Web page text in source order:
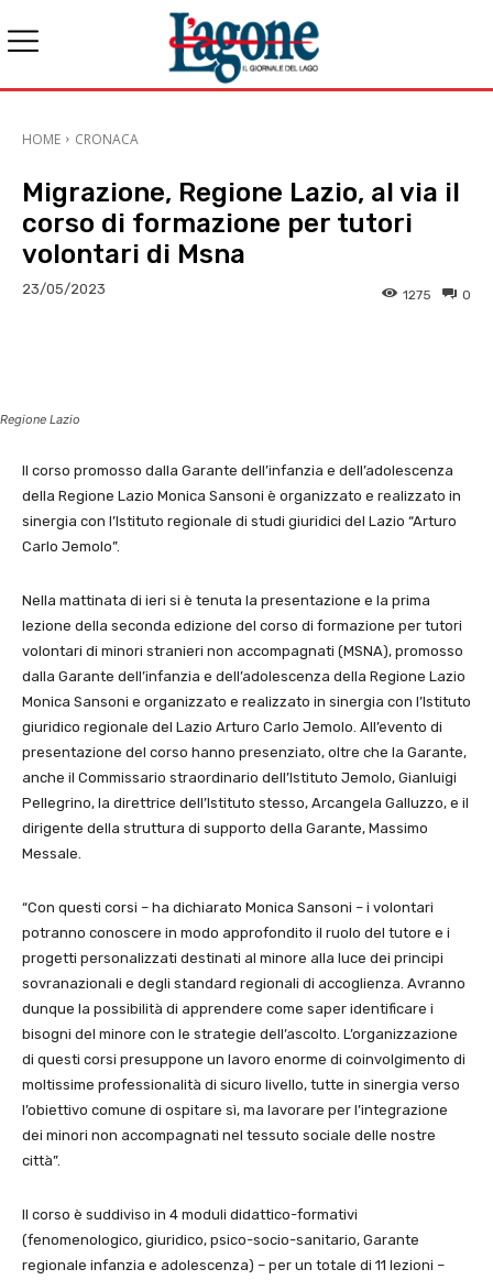
HOME CRONACA
Migrazione, Regione Lazio, al via il
corso di formazione per tutori
volontari di Msna
23/05/2023 0
1275
Regione Lazio
Il corso promosso dalla Garante dell’infanzia e dell’adolescenza
della Regione Lazio Monica Sansoni è organizzato e realizzato in
sinergia con l’Istituto regionale di studi giuridici del Lazio “Arturo
Carlo Jemolo”.
Nella mattinata di ieri si è tenuta la presentazione e la prima
lezione della seconda edizione del corso di formazione per tutori
volontari di minori stranieri non accompagnati (MSNA), promosso
dalla Garante dell’infanzia e dell’adolescenza della Regione Lazio
Monica Sansoni e organizzato e realizzato in sinergia con l’Istituto
giuridico regionale del Lazio Arturo Carlo Jemolo. All’evento di
presentazione del corso hanno presenziato, oltre che la Garante,
anche il Commissario straordinario dell’Istituto Jemolo, Gianluigi
Pellegrino, la direttrice dell’Istituto stesso, Arcangela Galluzzo, e il
dirigente della struttura di supporto della Garante, Massimo
Messale.
“Con questi corsi – ha dichiarato Monica Sansoni – i volontari
potranno conoscere in modo approfondito il ruolo del tutore e i
progetti personalizzati destinati al minore alla luce dei principi
sovranazionali e degli standard regionali di accoglienza. Avranno
dunque la possibilità di apprendere come saper identificare i
bisogni del minore con le strategie dell’ascolto. L’organizzazione
di questi corsi presuppone un lavoro enorme di coinvolgimento di
moltissime professionalità di sicuro livello, tutte in sinergia verso
l’obiettivo comune di ospitare sì, ma lavorare per l’integrazione
dei minori non accompagnati nel tessuto sociale delle nostre
città”.
Il corso è suddiviso in 4 moduli didattico-formativi
(fenomenologico, giuridico, psico-socio-sanitario, Garante
regionale infanzia e adolescenza) – per un totale di 11 lezioni –